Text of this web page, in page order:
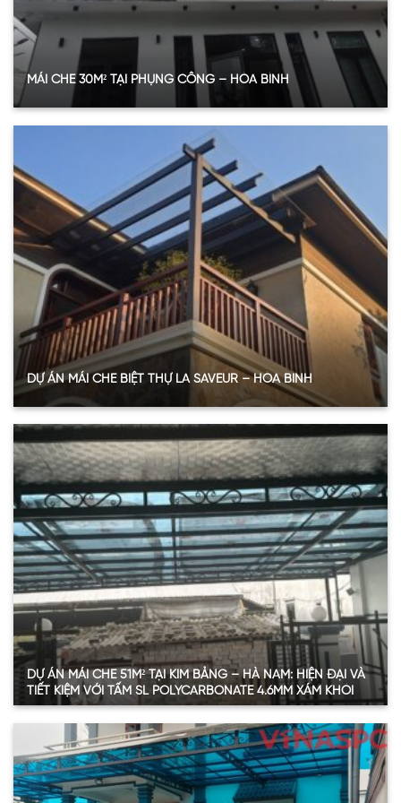
MÁI CHE 30M² TẠI PHỤNG CÔNG – HÒA BÌNH
Loại tấm SL Polycarbonate đặc ruột
Độ dày 6mm (15m²) + 8mm (15m²)
Màu sắc Trắng trong (Clear)
Khu vực lắp đặt Mái che sân trước + hiên phụ bên hông
Xem thêm
DỰ ÁN MÁI CHE BIỆT THỰ LA SAVEUR – HÒA BÌNH
Polycarbonate
Độ
dày
Màu
sắc
Diện tích
sử dụng
Vị trí ứng dụng
SL Polycarbonate
4.6mm
Trắng
trong
22.18 m²
Mái ban công
phụ, lối đi nhỏ
SL Polycarbonate
đặc ruột
6mm
Trắng
trong
30.41 m²
Mái hiên tầng
trệt
SL Polycarbonate
đặc ruột
8mm
Trắng
trong
35.20 m²
Mái che sân sau
– khu BBQ
Xem thêm
DỰ ÁN MÁI CHE 51M² TẠI KIM BẢNG – HÀ NAM: HIỆN ĐẠI VÀ
TIẾT KIỆM VỚI TẤM SL POLYCARBONATE 4.6MM XÁM KHÓI
Thông tin Chi tiết
Diện tích sử dụng 51 m²
Loại tấm SL Polycarbonate đặc ruột